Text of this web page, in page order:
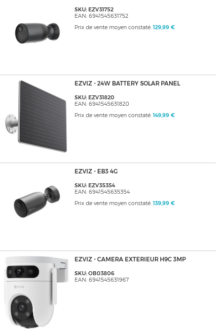
SKU: EZV31752
EAN: 6941545631752
Prix de vente moyen constaté: 129,99 €
EZVIZ - 24W BATTERY SOLAR PANEL
SKU: EZV31820
EAN: 6941545631820
Prix de vente moyen constaté: 149,99 €
EZVIZ - EB3 4G
SKU: EZV35354
EAN: 6941545635354
Prix de vente moyen constaté: 139,99 €
EZVIZ - CAMERA EXTERIEUR H9C 3MP
SKU: OB03806
EAN: 6941545631967